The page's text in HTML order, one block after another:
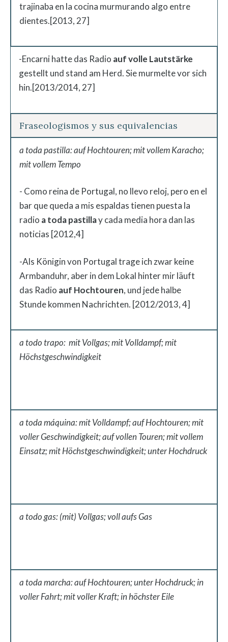
trajinaba en la cocina murmurando algo entre
dientes.[2013, 27]
-Encarni hatte das Radio auf volle Lautstärke
gestellt und stand am Herd. Sie murmelte vor sich
hin.[2013/2014, 27]
Fraseologismos y sus equivalencias
a toda pastilla: auf Hochtouren; mit vollem Karacho;
mit vollem Tempo
- Como reina de Portugal, no llevo reloj, pero en el
bar que queda a mis espaldas tienen puesta la
radio a toda pastillay cada media hora dan las
noticias [2012,4]
-Als Königin von Portugal trage ich zwar keine
Armbanduhr, aber in dem Lokal hinter mir läuft
das Radio auf Hochtouren, und jede halbe
Stunde kommen Nachrichten. [2012/2013, 4]
a todo trapo: mit Vollgas; mit Volldampf; mit
Höchstgeschwindigkeit
a toda máquina: mit Volldampf; auf Hochtouren; mit
voller Geschwindigkeit; auf vollen Touren; mit vollem
Einsatz; mit Höchstgeschwindigkeit; unter Hochdruck
a todo gas: (mit) Vollgas; voll aufs Gas
a toda marcha: auf Hochtouren; unter Hochdruck; in
voller Fahrt; mit voller Kraft; in höchster Eile